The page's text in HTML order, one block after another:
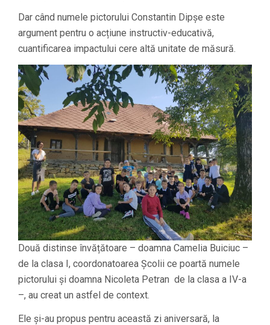
Dar când numele pictorului Constantin Dipșe este
argument pentru o acțiune instructiv-educativă,
cuantificarea impactului cere altă unitate de măsură.
Două distinse învățătoare – doamna Camelia Buiciuc –
de la clasa I, coordonatoarea Școlii ce poartă numele
pictorului și doamna Nicoleta Petran de la clasa a IV-a
–, au creat un astfel de context.
Ele și-au propus pentru această zi aniversară, la